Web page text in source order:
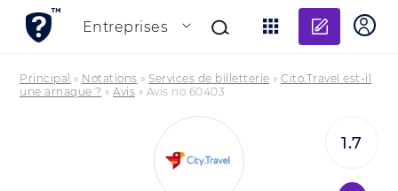
Entreprises
Principal » Notations » Services de billetterie » Cito.Travel est-il
une arnaque ? » Avis » Avis no 60403
1.7